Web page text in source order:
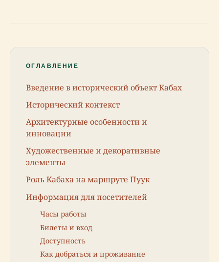
ОГЛАВЛЕНИЕ
Введение в исторический объект Кабах
Исторический контекст
Архитектурные особенности и
инновации
Художественные и декоративные
элементы
Роль Кабаха на маршруте Пуук
Информация для посетителей
Часы работы
Билеты и вход
Доступность
Как добраться и проживание